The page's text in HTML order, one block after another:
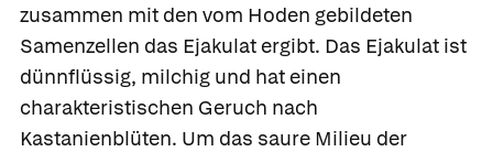
zusammen mit den vom Hoden gebildeten
Samenzellen das Ejakulat ergibt. Das Ejakulat ist
dünnflüssig, milchig und hat einen
charakteristischen Geruch nach
Kastanienblüten. Um das saure Milieu der